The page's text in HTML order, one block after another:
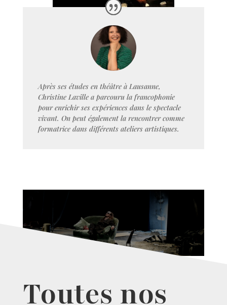
Après ses études en théâtre à Lausanne,
Christine Laville a parcouru la francophonie
pour enrichir ses expériences dans le spectacle
vivant. On peut également la rencontrer comme
formatrice dans différents ateliers artistiques.
Toutes nos